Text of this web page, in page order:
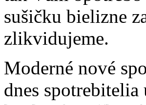
sušičku bielizne
zlikvidujeme.
Moderné nové
dnes